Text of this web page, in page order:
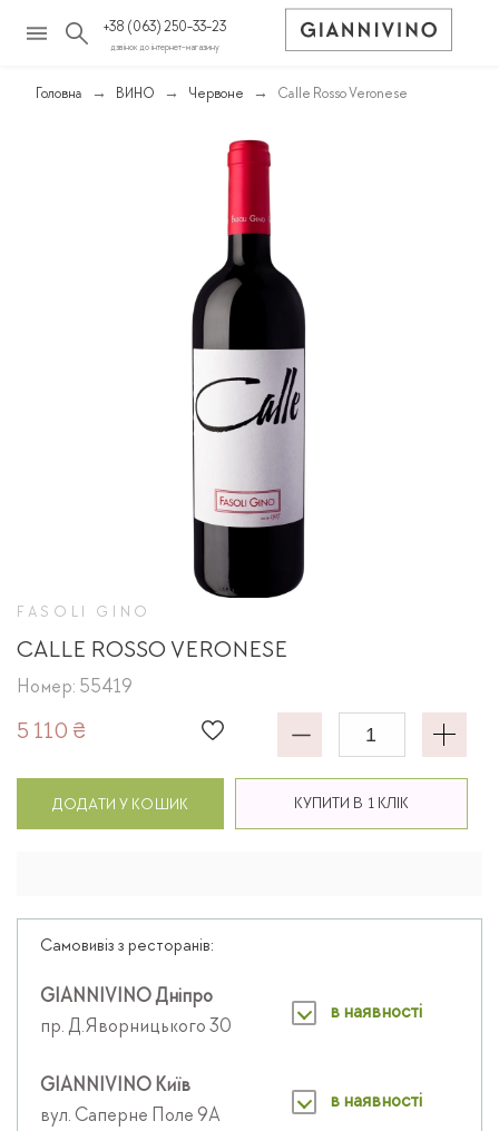
+38 (063) 250-33-23
дзвінок до інтернет-магазину
Головна ВИНО Червоне Calle Rosso Veronese
FASOLI GINO
CALLE ROSSO VERONESE
Номер: 55419
5 110 ₴
ДОДАТИ У КОШИК КУПИТИ В 1 КЛІК
Самовивіз з ресторанів:
GIANNIVINO Дніпро
пр. Д.Яворницького 30
в наявності
GIANNIVINO Київ
вул. Саперне Поле 9А
в наявності